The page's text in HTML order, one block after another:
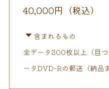
40,000円（税込）
含まれるもの
全データ300枚以上（目
ータDVD-Rの郵送（納品